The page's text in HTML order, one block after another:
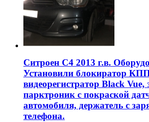
Ситроен С4 2013 г.в.
Установили блокиратор
видеорегистратор Black Vue,
парктроник с покраской
автомобиля, держатель с
телефона.